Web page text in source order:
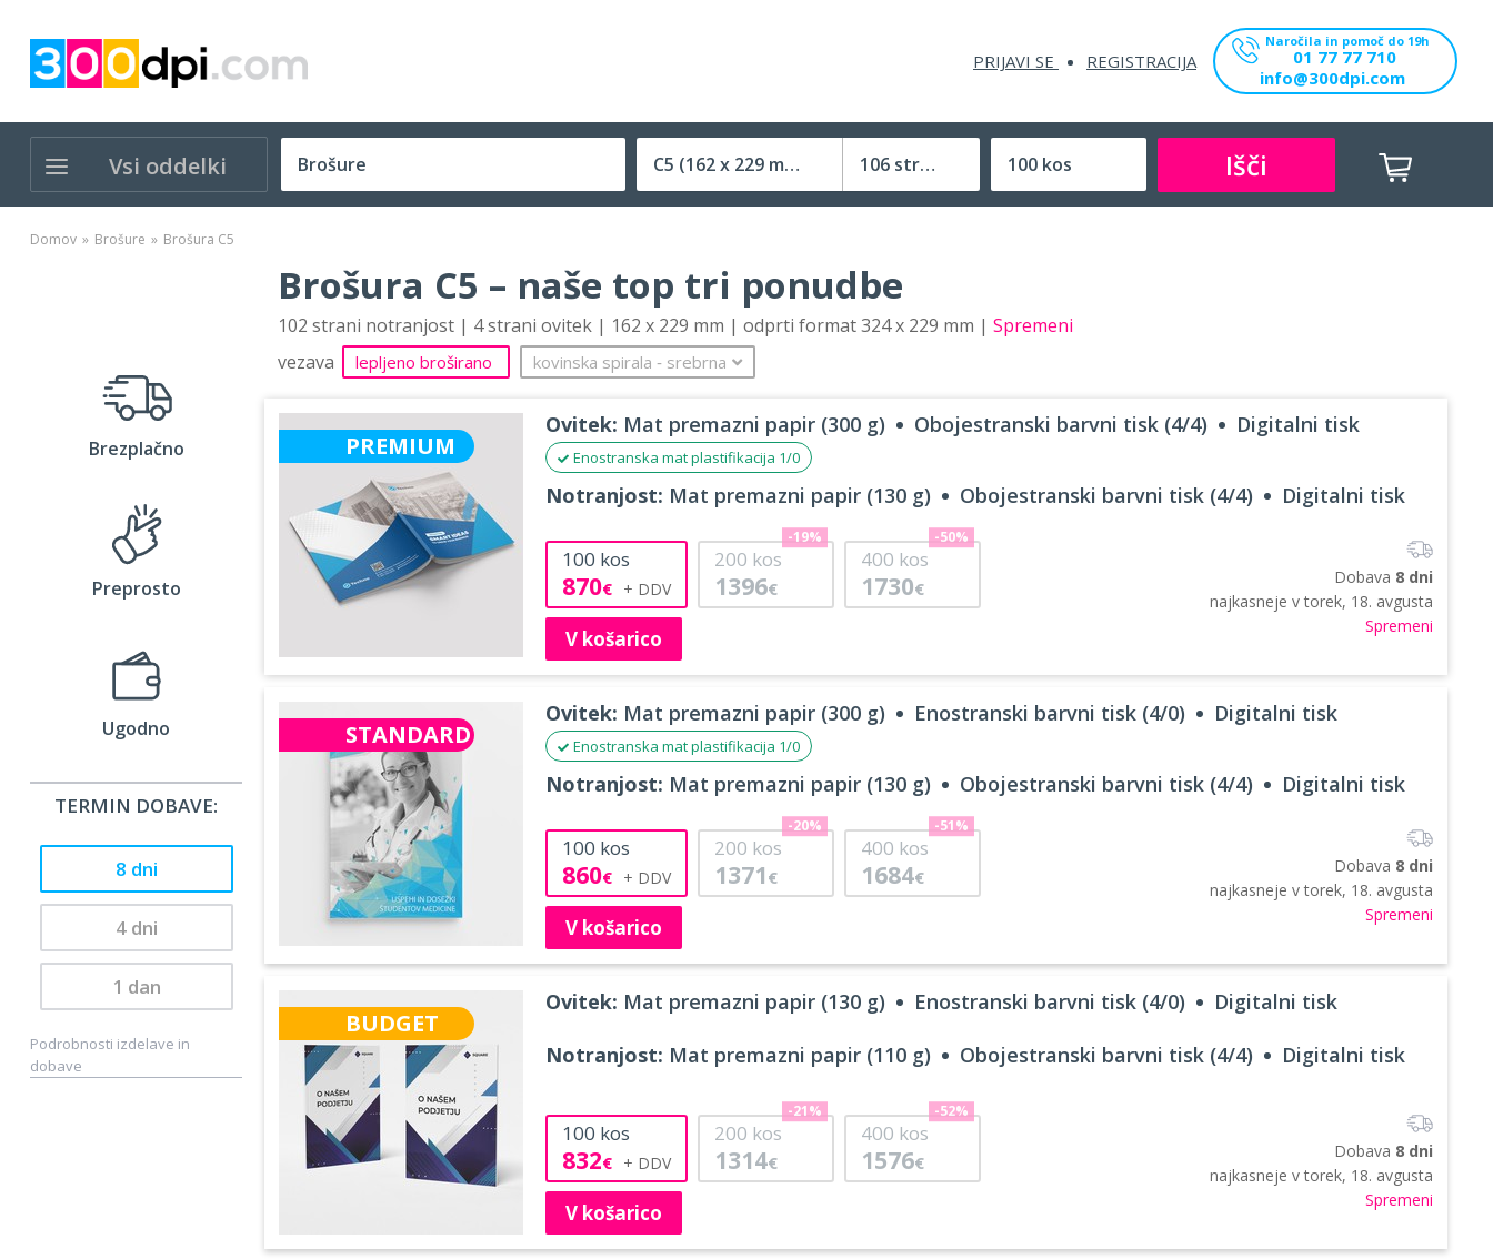
PRIJAVI SE REGISTRACIJA
Naročila in pomoč do 19h
01 77 77 710
info@300dpi.com
Vsi oddelki C5 (162 x 229 mm)
Velikost (zaprte) tiskovine
106 strani Išči
Domov Brošure Brošura C5
Brezplačno
Preprosto
Ugodno
TERMIN DOBAVE:
8 dni
4 dni
1 dan
Podrobnosti izdelave in
dobave
Brošura C5 – naše top tri ponudbe
102 strani notranjost | 4 strani ovitek | 162 x 229 mm | odprti format 324 x 229 mm | Spremeni
vezava
lepljeno broširano kovinska spirala ‐ srebrna
PREMIUM
Ovitek: Mat premazni papir (300 g) Obojestranski barvni tisk (4/4) Digitalni tisk
Enostranska mat plastifikacija 1/0
Notranjost: Mat premazni papir (130 g) Obojestranski barvni tisk (4/4) Digitalni tisk
100 kos
870€
200 kos
1396€
-19%
400 kos
1730€
-50%
V košarico
Dobava 8 dni
najkasneje vtorek, 18. avgusta
Spremeni
STANDARD
Ovitek: Mat premazni papir (300 g) Enostranski barvni tisk (4/0) Digitalni tisk
Enostranska mat plastifikacija 1/0
Notranjost: Mat premazni papir (130 g) Obojestranski barvni tisk (4/4) Digitalni tisk
100 kos
860€
200 kos
1371 €
-20%
400 kos
1684€
-51%
V košarico
Dobava 8 dni
najkasneje vtorek, 18. avgusta
Spremeni
BUDGET
Ovitek: Mat premazni papir (130 g) Enostranski barvni tisk (4/0) Digitalni tisk
Notranjost: Mat premazni papir (110 g) Obojestranski barvni tisk (4/4) Digitalni tisk
100 kos
832€
200 kos
1314€
-21%
400 kos
1576€
-52%
V košarico
Dobava 8 dni
najkasneje vtorek, 18. avgusta
Spremeni